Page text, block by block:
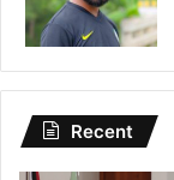
Recent